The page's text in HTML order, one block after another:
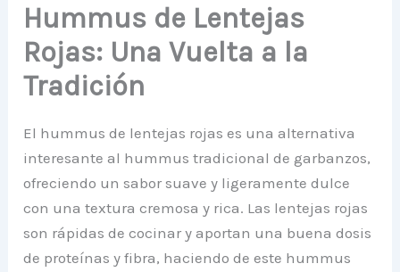
Hummus de Lentejas
Rojas: Una Vuelta a la
Tradición
El hummus de lentejas rojas es una alternativa
interesante al hummus tradicional de garbanzos,
ofreciendo un sabor suave y ligeramente dulce
con una textura cremosa y rica. Las lentejas rojas
son rápidas de cocinar y aportan una buena dosis
de proteínas y fibra, haciendo de este hummus